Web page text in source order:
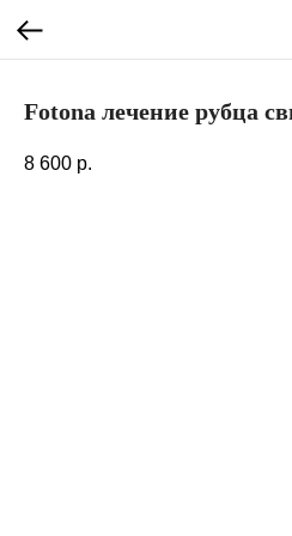
Fotona лечение рубца
8 600 р.